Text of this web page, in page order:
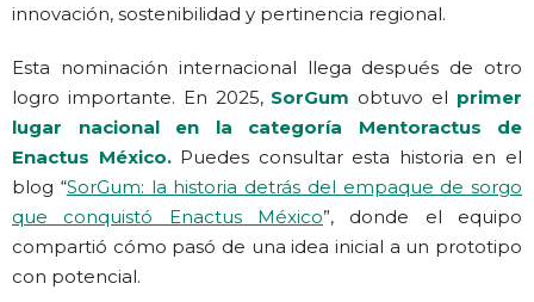
innovación, sostenibilidad y pertinencia regional.
Esta nominación internacional llega después de otro
logro importante. En 2025, SorGum obtuvo el primer
lugar nacional en la categoría Mentoractus de
Enactus México.Puedes consultar esta historia en el
blog “SorGum: la historia detrás del empaque de sorgo
que conquistó Enactus México”, donde el equipo
compartió cómo pasó de una idea inicial a un prototipo
con potencial.